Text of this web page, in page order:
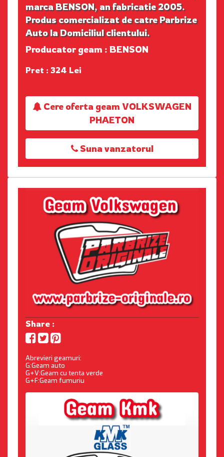
marca BENSON, an fabricatie 2005.
Produs comercializat de catre Parbrize
Auto la Domiciliul clientului.
Producator geam : BENSON
Pret : 324 Lei
Cere oferta geam VOLKSWAGEN
PHAETON
Suna vanzatorul
Share :
Abrevieri geamuri:
G:Geam auto
G+V:Geam cu tenta verde
G+F:Geam fumuriu